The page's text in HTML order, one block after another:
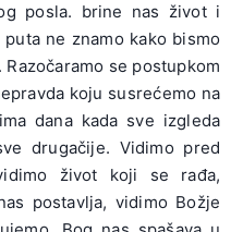
posla. brine nas život i
ne znamo kako bismo
se postupkom
koju susrećemo na
dana kada sve izgleda
drugačije. Vidimo pred
život koji se rađa,
postavlja, vidimo Božje